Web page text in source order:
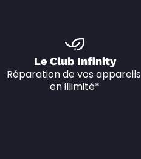
Le Club Infinity
Réparation de vos appareils
en illimité*